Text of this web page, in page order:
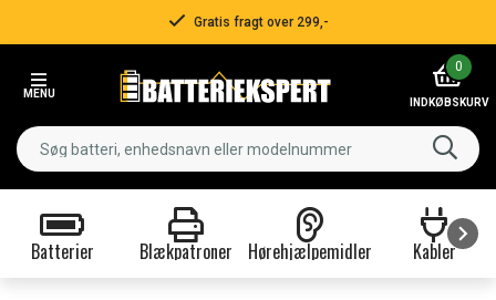
Gratis fragt over 299,-
MENU
0
INDKØBSKURV
Batterier Blækpatroner Hørehjælpemidler Kabler